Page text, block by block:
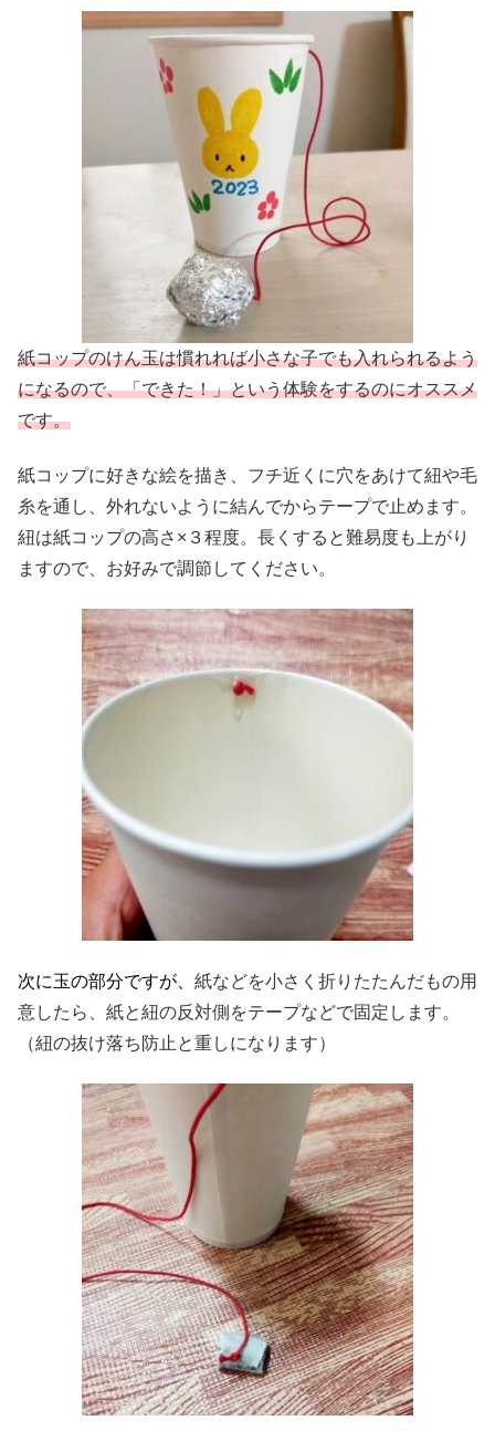
紙コップのけん玉は慣れれば小さな子でも入れられるよう
になるので、「できた！」という体験をするのにオススメ
です。
紙コップに好きな絵を描き、フチ近くに穴をあけて紐や毛
糸を通し、外れないように結んでからテープで止めます。
紐は紙コップの高さ×３程度。長くすると難易度も上がり
ますので、お好みで調節してください。
次に玉の部分ですが、 紙などを小さく折りたたんだもの用
意したら、紙と紐の反対側をテープなどで固定します。
（紐の抜け落ち防止と重しになります）